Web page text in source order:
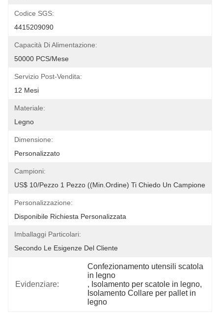
Codice SGS:
4415209090
Capacità Di Alimentazione:
50000 PCS/Mese
Servizio Post-Vendita:
12 Mesi
Materiale:
Legno
Dimensione:
Personalizzato
Campioni:
US$ 10/pezzo 1 Pezzo ((Min.Ordine) Ti Chiedo Un Campione
Personalizzazione:
Disponibile Richiesta Personalizzata
Imballaggi Particolari:
Secondo Le Esigenze Del Cliente
Evidenziare:
Confezionamento utensili scatola
in legno
, Isolamento per scatole in legno
Isolamento Collare per pallet in
legno